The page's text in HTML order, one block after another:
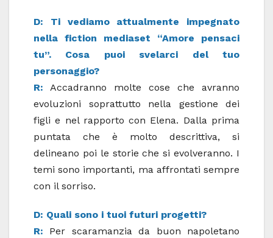
D: Ti vediamo attualmente impegnato
nella fiction mediaset “Amore pensaci
tu”. Cosa puoi svelarci del tuo
personaggio?
R: Accadranno molte cose che avranno
evoluzioni soprattutto nella gestione dei
figli e nel rapporto con Elena. Dalla prima
puntata che è molto descrittiva, si
delineano poi le storie che si evolveranno. I
temi sono importanti, ma affrontati sempre
con il sorriso.
D: Quali sono i tuoi futuri progetti?
R:
Per scaramanzia da buon napoletano